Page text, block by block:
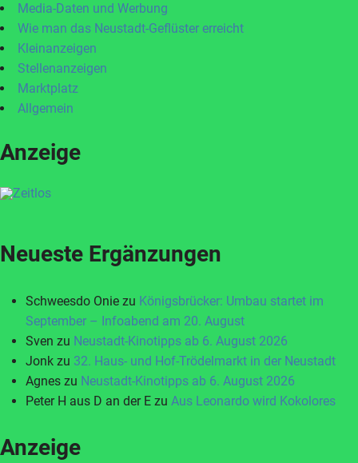
Media-Daten und Werbung
Wie man das Neustadt-Geflüster erreicht
Kleinanzeigen
Stellenanzeigen
Marktplatz
Allgemein
Anzeige
Neueste Ergänzungen
Schweesdo Onie zu Königsbrücker: Umbau startet im
September – Infoabend am 20. August
Sven zu Neustadt-Kinotipps ab 6. August 2026
Jonk zu 32. Haus- und Hof-Trödelmarkt in der Neustadt
Agnes zu Neustadt-Kinotipps ab 6. August 2026
Peter H aus D an der E zu Aus Leonardo wird Kokolores
Anzeige